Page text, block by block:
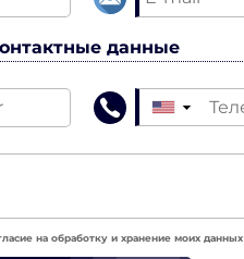
данные
▼
на обработку и хранение моих данных